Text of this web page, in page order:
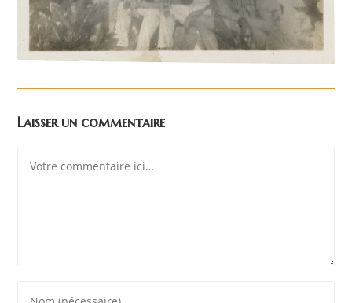
Laisser un commentaire